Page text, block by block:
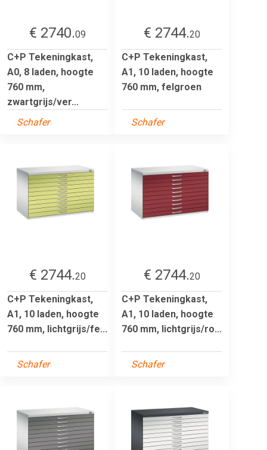
€ 2740.09
C+P Tekeningkast,
A0, 8 laden, hoogte
760 mm,
zwartgrijs/ver...
Schafer
€ 2744.20
C+P Tekeningkast,
A1, 10 laden, hoogte
760 mm, felgroen
Schafer
€ 2744.20
C+P Tekeningkast,
A1, 10 laden, hoogte
760 mm, lichtgrijs/fe...
Schafer
€ 2744.20
C+P Tekeningkast,
A1, 10 laden, hoogte
760 mm, lichtgrijs/ro...
Schafer